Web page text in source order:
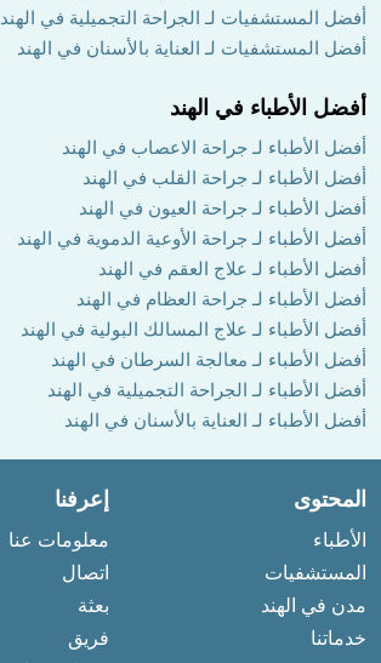
أفضل المستشفيات لـ الجراحة التجميلية في الهند
أفضل المستشفيات لـ العناية بالأسنان في الهند
أفضل الأطباء في الهند
أفضل الأطباء لـ جراحة الاعصاب في الهند
أفضل الأطباء لـ جراحة القلب في الهند
أفضل الأطباء لـ جراحة العيون في الهند
أفضل الأطباء لـ جراحة الأوعية الدموية في الهند
أفضل الأطباء لـ علاج العقم في الهند
أفضل الأطباء لـ جراحة العظام في الهند
أفضل الأطباء لـ علاج المسالك البولية في الهند
أفضل الأطباء لـ معالجة السرطان في الهند
أفضل الأطباء لـ الجراحة التجميلية في الهند
أفضل الأطباء لـ العناية بالأسنان في الهند
المحتوى
الأطباء
المستشفيات
مدن في الهند
خدماتنا
إعرفنا
معلومات عنا
اتصال
بعثة
فريق